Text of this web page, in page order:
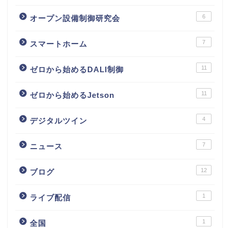
オープン設備制御研究会 6
スマートホーム 7
ゼロから始めるDALI制御 11
ゼロから始めるJetson 11
デジタルツイン 4
ニュース 7
ブログ 12
ライブ配信 1
全国 1